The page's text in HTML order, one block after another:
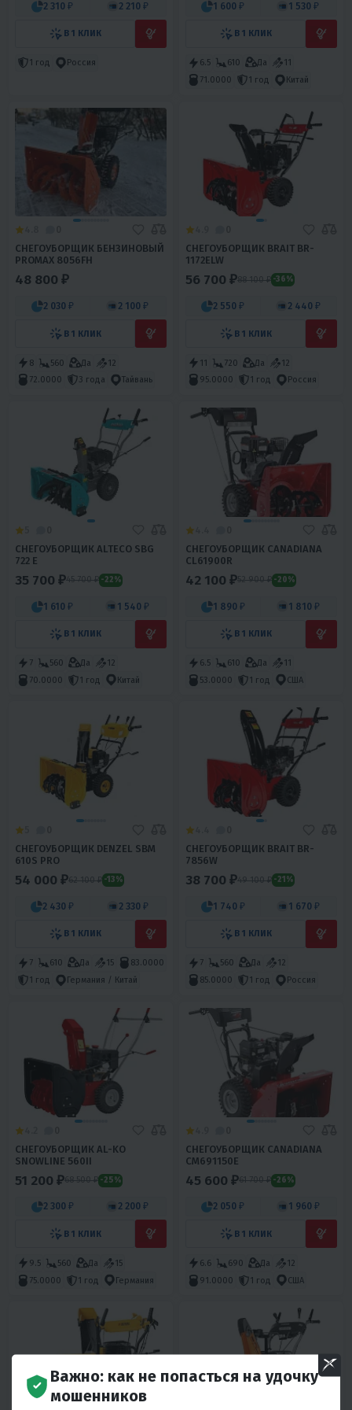
2 310 ₽ 2 210 ₽
В 1 КЛИК
1 год Россия
1 600 ₽ 1 530 ₽
В 1 КЛИК
6.5 610 Да
11
71.0000
1 год Китай
СНЕГОУБОРЩИК БЕНЗИНОВЫЙ
PROMAX 8056FH
48 800 ₽
2 030 ₽ 2 100 ₽
В 1 КЛИК
8 560 Да
12
72.0000
3 года Тайвань
СНЕГОУБОРЩИК BRAIT BR-
1172ELW
56 700 ₽88 100 ₽ -36%
2 550 ₽ 2 440 ₽
В 1 КЛИК
11 720 Да
12
95.0000
1 год Россия
СНЕГОУБОРЩИК ALTECO SBG
722 E
35 700 ₽45 700 ₽ -22%
1 610 ₽ 1 540 ₽
В 1 КЛИК
7 560 Да
12
70.0000
1 год Китай
СНЕГОУБОРЩИК CANADIANA
CL61900R
42 100 ₽52 900 ₽ -20%
1 890 ₽ 1 810 ₽
В 1 КЛИК
6.5 610 Да
11
53.0000
1 год США
СНЕГОУБОРЩИК DENZEL SBM
610S PRO
54 000 ₽62 100 ₽ -13%
2 430 ₽ 2 330 ₽
В 1 КЛИК
7 610 Да 15
83.0000
1 год
Германия / Китай
СНЕГОУБОРЩИК BRAIT BR-
7856W
38 700 ₽49 100 ₽ -21%
1 740 ₽ 1 670 ₽
В 1 КЛИК
7 560 Да
12
85.0000
1 год Россия
СНЕГОУБОРЩИК AL-KO
SNOWLINE 560II
51 200 ₽68 500 ₽ -25%
2 300 ₽ 2 200 ₽
В 1 КЛИК
9.5 560 Да
15
75.0000
1 год Германия
СНЕГОУБОРЩИК CANADIANA
CM691150E
45 600 ₽61 700 ₽ -26%
2 050 ₽ 1 960 ₽
В 1 КЛИК
6.6 690 Да
12
91.0000
1 год США
Важно: как не попасться на удочку
мошенников